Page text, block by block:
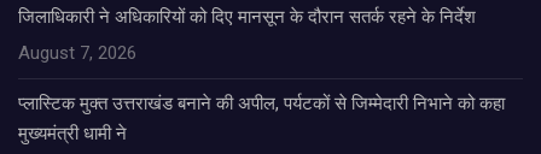
जिलाधिकारी ने अधिकारियों को दिए मानसून के दौरान सतर्क रहने के निर्देश
August 7, 2026
प्लास्टिक मुक्त उत्तराखंड बनाने की अपील, पर्यटकों से जिम्मेदारी निभाने को कहा
मुख्यमंत्री धामी ने